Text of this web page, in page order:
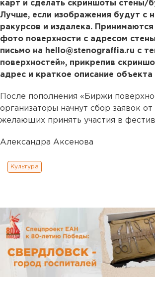
карт и сделать скриншоты стены/
Лучше, если изображения будут с
ракурсов и издалека.
фото поверхности с адресом
письмо на hello@stenograffia.ru с
поверхностей», прикрепив
адрес и краткое описание
После пополнения «Биржи
организаторы начнут сбор заявок
желающих принять участия в
Александра Аксенова
Культура